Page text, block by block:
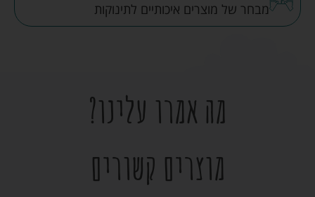
מבחר של מוצרים איכותיים לתינוקות
מה אמרו עלינו?
מוצרים קשורים